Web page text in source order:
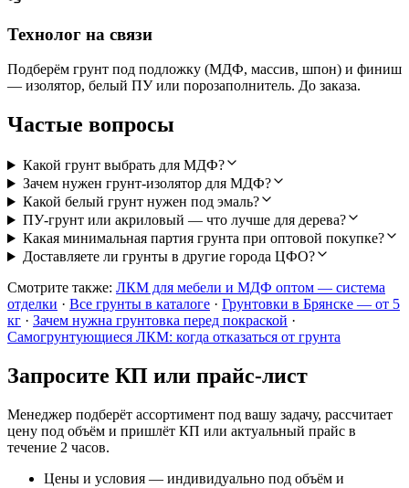
Технолог на связи
Подберём грунт под подложку (МДФ, массив, шпон) и финиш
— изолятор, белый ПУ или порозаполнитель. До заказа.
Частые вопросы
Какой грунт выбрать для МДФ?
Зачем нужен грунт-изолятор для МДФ?
Какой белый грунт нужен под эмаль?
ПУ-грунт или акриловый — что лучше для дерева?
Какая минимальная партия грунта при оптовой покупке?
Доставляете ли грунты в другие города ЦФО?
Смотрите также: ЛКМ для мебели и МДФ оптом — система
отделки · Все грунты в каталоге · Грунтовки в Брянске — от 5
кг · Зачем нужна грунтовка перед покраской ·
Самогрунтующиеся ЛКМ: когда отказаться от грунта
Запросите КП или прайс-лист
Менеджер подберёт ассортимент под вашу задачу, рассчитает
цену под объём и пришлёт КП или актуальный прайс в
течение 2 часов.
Цены и условия — индивидуально под объём и